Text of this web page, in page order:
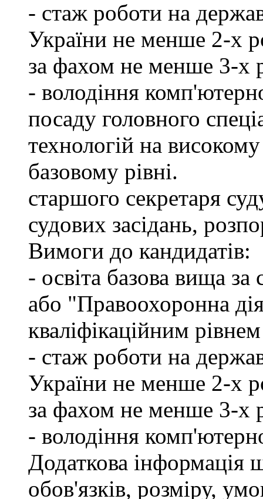
- стаж роботи на
України не менше 2-х
за фахом не менше 3-х
- володіння
посаду головного
технологій на
базовому рівні.
старшого секретаря
судових засідань,
Вимоги до кандидатів:
- освіта базова вища
або "Правоохоронна
кваліфікаційним
- стаж роботи на
України не менше 2-х
за фахом не менше 3-х
- володіння
Додаткова інформація
обов'язків, розміру,